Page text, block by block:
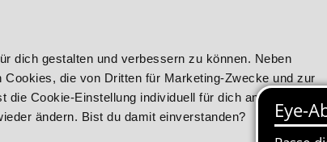
dich gestalten und verbessern zu können. Neben
die von Dritten für Marketing-Zwecke und zur
Cookie-Einstellung individuell für dich anpassen
ändern. Bist du damit einverstanden?
20% Rabatt bis 17. August 2026 - Summer Vitality!